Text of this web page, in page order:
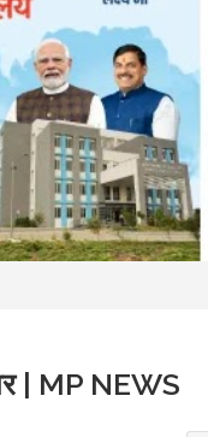
| MP NEWS